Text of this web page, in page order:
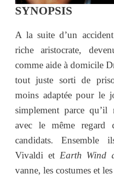
SYNOPSIS
A la suite d’un
riche aristocrate,
comme aide à domicile
tout juste sorti de
moins adaptée pour le
simplement parce qu’il
avec le même regard
candidats. Ensemble
Vivaldi et Earth Wind
vanne, les costumes et